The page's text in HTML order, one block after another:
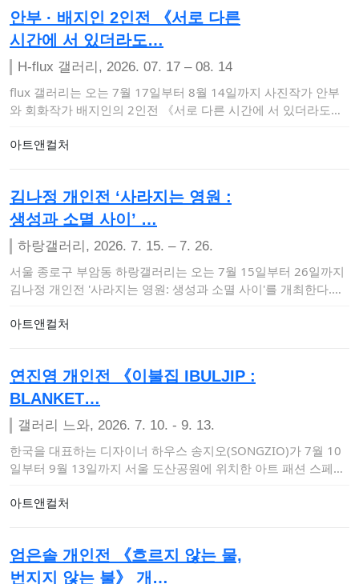
안부 · 배지인 2인전 《서로 다른
시간에 서 있더라도…
H-flux 갤러리, 2026. 07. 17 – 08. 14
flux 갤러리는 오는 7월 17일부터 8월 14일까지 사진작가 안부
와 회화작가 배지인의 2인전 《서로 다른 시간에 서 있더라도》
아트앤컬처
김나정 개인전 ‘사라지는 영원 :
생성과 소멸 사이’ …
하랑갤러리, 2026. 7. 15. – 7. 26.
서울 종로구 부암동 하랑갤러리는 오는 7월 15일부터 26일까지
김나정 개인전 '사라지는 영원: 생성과 소멸 사이'​를 개최한다.이
아트앤컬처
연진영 개인전 《이불집 IBULJIP :
BLANKET…
갤러리 느와, 2026. 7. 10. - 9. 13.
한국을 대표하는 디자이너 하우스 송지오(SONGZIO)가 7월 10
일부터 9월 13일까지 서울 도산공원에 위치한 아트 패션 스페이
아트앤컬처
엄은솔 개인전 《흐르지 않는 물,
번지지 않는 불》 개…